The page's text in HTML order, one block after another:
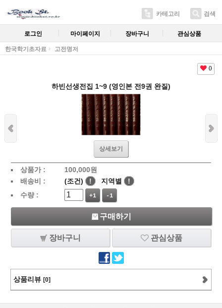
카테고리 검색
로그인 마이페이지 장바구니 관심상품
한국학기초자료 고전명저
0
하빈선생전집 1~9 (영인본 전9권 완질)
상세보기
상품가 : 100,000원
배송비 :
(조건) ! 지역별
!
수량 :
+1 -1
구매하기
장바구니 관심상품
상품리뷰 [0]